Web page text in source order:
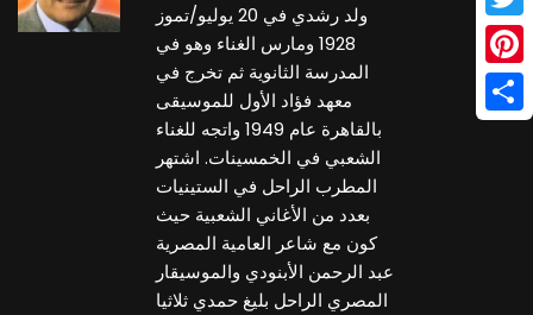
ولد رشدي في 20 يوليو/تموز
1928 ومارس الغناء وهو في
المدرسة الثانوية ثم تخرج في
معهد فؤاد الأول للموسيقى
بالقاهرة عام 1949 واتجه للغناء
الشعبي في الخمسينات. اشتهر
المطرب الراحل في الستينيات
بعدد من الأغاني الشعبية حيث
كون مع شاعر العامية المصرية
عبد الرحمن الأبنودي والموسيقار
المصري الراحل بليغ حمدي ثلاثيا